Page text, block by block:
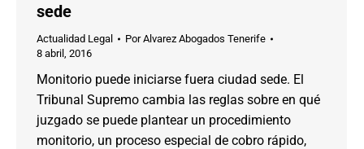
sede
Actualidad Legal PorAlvarez Abogados Tenerife
8 abril, 2016
Monitorio puede iniciarse fuera ciudad sede. El
Tribunal Supremo cambia las reglas sobre en qué
juzgado se puede plantear un procedimiento
monitorio, un proceso especial de cobro rápido,